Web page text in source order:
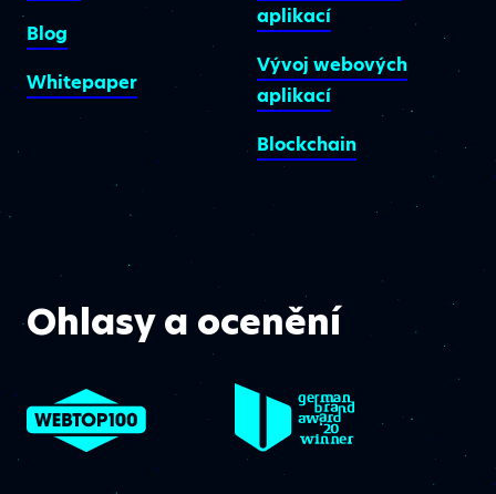
Blog
Whitepaper
aplikací
Vývoj webových
aplikací
Blockchain
Ohlasy a ocenění